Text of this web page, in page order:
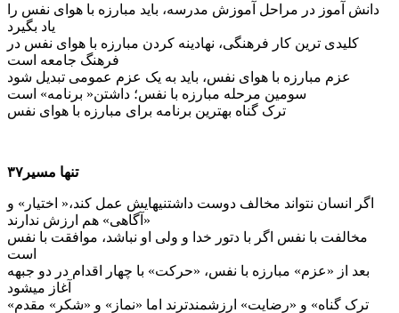
دانش آموز در مراحل آموزش مدرسه، باید مبارزه با هوای نفس را
یاد بگیرد
کلیدی ترین کار فرهنگی، نهادینه کردن مبارزه با هوای نفس در
فرهنگ جامعه است
عزم مبارزه با هوای نفس، باید به یک عزم عمومی تبدیل شود
سومین مرحله مبارزه با نفس؛ داشتن« برنامه» است
ترک گناه بهترین برنامه برای مبارزه با هوای نفس
تنها مسیر۳۷
اگر انسان نتواند مخالف دوست داشتنی­هایش عمل کند،« اختیار» و
«آگاهی» هم ارزش ندارند
مخالفت با نفس اگر با دتور خدا و ولی او نباشد، موافقت با نفس
است
بعد از «عزم» مبارزه با نفس، «حرکت» با چهار اقدام در دو جبهه
آغاز می­شود
«ترک گناه» و «رضایت» ارزشمندترند اما «نماز» و «شکر» مقدم